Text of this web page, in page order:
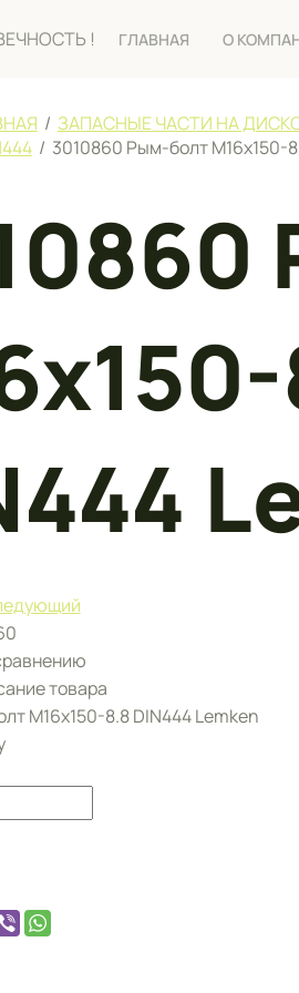
! ГЛАВНАЯ О
/ ЗАПАСНЫЕ ЧАСТИ НА
/ 3010860 Рым-болт М16х150-
товара
М16х150-8.8 DIN444 Lemken